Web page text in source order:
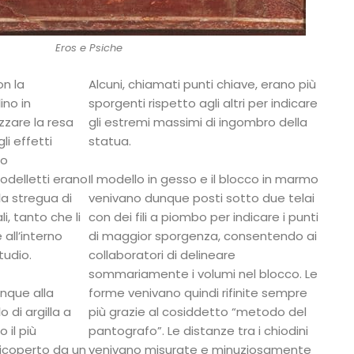
Eros e Psiche
la
in
la resa
effetti
erano
stregua di
tanto che li
alla
di argilla a
il più
da un
Alcuni, chiamati punti chiave, erano più
sporgenti rispetto agli altri per indicare
gli estremi massimi di ingombro della
statua.
Il modello in gesso e il blocco in marmo
venivano dunque posti sotto due telai
con dei fili a piombo per indicare i punti
di maggior sporgenza, consentendo ai
collaboratori di delineare
sommariamente i volumi nel blocco. Le
forme venivano quindi rifinite sempre
più grazie al cosiddetto “metodo del
pantografo”. Le distanze tra i chiodini
venivano misurate e minuziosamente